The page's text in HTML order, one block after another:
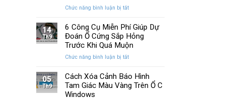
cải
quan
trọng
Management
Windows
Chức năng bình luận bị tắtở
Khắc
Phục
Hình
Nháy
Khi
14
Th9
6 Công Cụ Miễn Phí Giúp Dự
Đoán Ổ Cứng Sắp Hỏng
Trước Khi Quá Muộn
Chức năng bình luận bị tắtở
Công
Cụ
Miễn
05
Th9
Cách Xóa Cảnh Báo Hình
Tam Giác Màu Vàng Trên Ổ C
Windows